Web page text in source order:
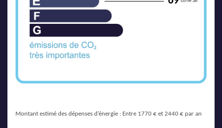
CO²/m².an
Montant estimé des dépenses d’énergie : Entre 1770 € et 2440 € par an